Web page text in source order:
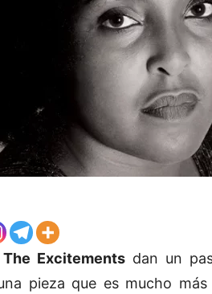
The Excitementsdan un
pieza que es mucho más